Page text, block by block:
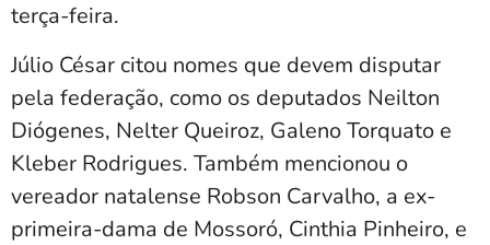
terça-feira.
Júlio César citou nomes que devem disputar
pela federação, como os deputados Neilton
Diógenes, Nelter Queiroz, Galeno Torquato e
Kleber Rodrigues. Também mencionou o
vereador natalense Robson Carvalho, a ex-
primeira-dama de Mossoró, Cinthia Pinheiro, e